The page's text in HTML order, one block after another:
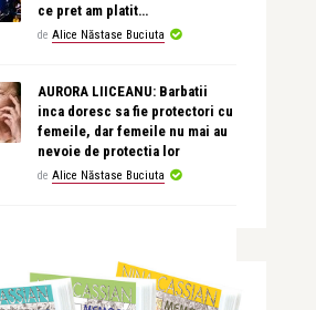
ce pret am platit…
de Alice Năstase Buciuta
AURORA LIICEANU: Barbatii
inca doresc sa fie protectori cu
femeile, dar femeile nu mai au
nevoie de protectia lor
de Alice Năstase Buciuta